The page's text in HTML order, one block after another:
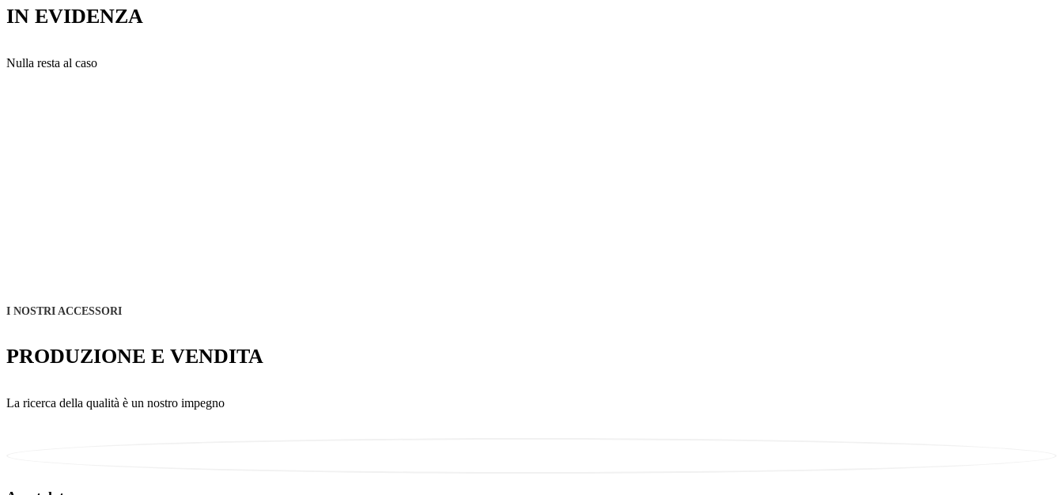
IN EVIDENZA
Nulla resta al caso
MATERASSI
PER
ORTHOPET
I NOSTRI ACCESSORI
PRODUZIONE E VENDITA
La ricerca della qualità è un nostro impegno